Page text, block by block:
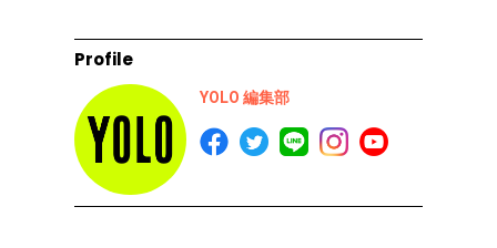
Profile
YOLO 編集部